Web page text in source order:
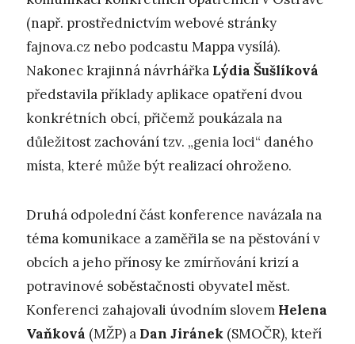
(např. prostřednictvím webové stránky
fajnova.cz nebo podcastu Mappa vysílá).
Nakonec krajinná návrhářka Lýdia Šušlíková
představila příklady aplikace opatření dvou
konkrétních obcí, přičemž poukázala na
důležitost zachování tzv. „genia loci“ daného
místa, které může být realizací ohroženo.
Druhá odpolední část konference navázala na
téma komunikace a zaměřila se na pěstování v
obcích a jeho přínosy ke zmírňování krizí a
potravinové soběstačnosti obyvatel měst.
Konferenci zahajovali úvodním slovem Helena
Vaňková (MŽP) a Dan Jiránek (SMOČR), kteří